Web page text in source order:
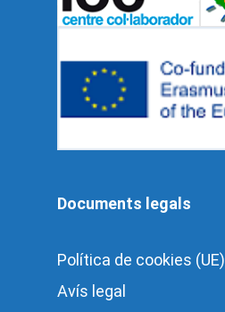
Documents legals
Política de cookies (UE)
Avís legal